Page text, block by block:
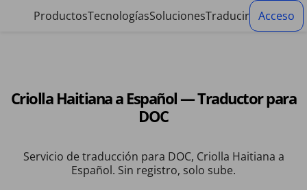
ProductosTecnologíasSolucionesTraducir Acceso
Criolla Haitiana a Español — Traductor para
DOC
Servicio de traducción para DOC, Criolla Haitiana a
Español. Sin registro, solo sube.